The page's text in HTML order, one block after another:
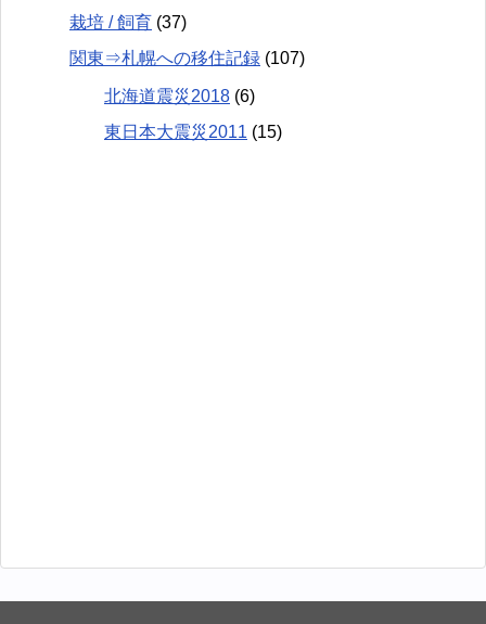
栽培 / 飼育 (37)
関東⇒札幌への移住記録 (107)
北海道震災2018 (6)
東日本大震災2011 (15)